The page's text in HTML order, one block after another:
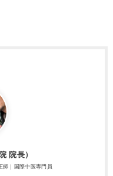
院長）
師｜国際中医専門員